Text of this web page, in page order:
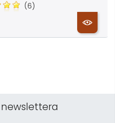
(6)
newslettera